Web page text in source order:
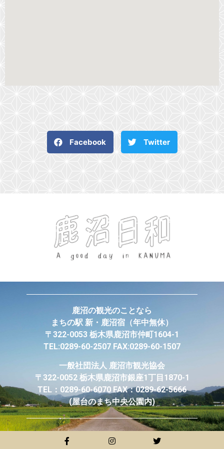
Facebook Twitter
鹿沼の観光のことなら
まちの駅 新・鹿沼宿 （年中無休）
〒322-0053 栃木県鹿沼市仲町1604-1
TEL:0289-60-2507 FAX:0289-60-1507
一般社団法人 鹿沼市観光協会
〒322-0052 栃木県鹿沼市銀座1丁目1870-1
TEL：0289-60-6070 FAX：0289-62-5666
(屋台のまち中央公園内)